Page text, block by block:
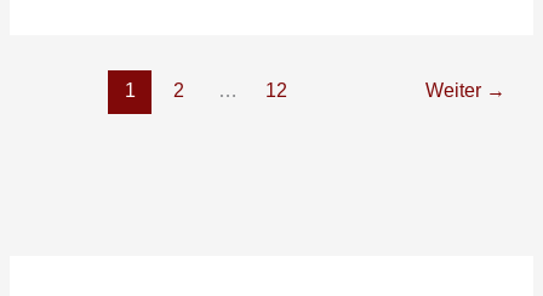
1 2 … 12 Weiter →